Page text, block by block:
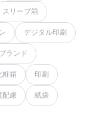
スリーブ箱
デジタル印刷
ブランド
粧箱 印刷
配慮 紙袋